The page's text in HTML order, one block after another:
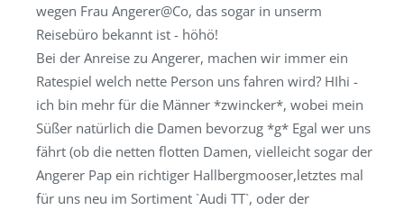
wegen Frau Angerer@Co, das sogar in unserm
Reisebüro bekannt ist - höhö!
Bei der Anreise zu Angerer, machen wir immer ein
Ratespiel welch nette Person uns fahren wird? HIhi -
ich bin mehr für die Männer *zwincker*, wobei mein
Süßer natürlich die Damen bevorzug *g* Egal wer uns
fährt (ob die netten flotten Damen, vielleicht sogar der
Angerer Pap ein richtiger Hallbergmooser,letztes mal
für uns neu im Sortiment `Audi TT`, oder der